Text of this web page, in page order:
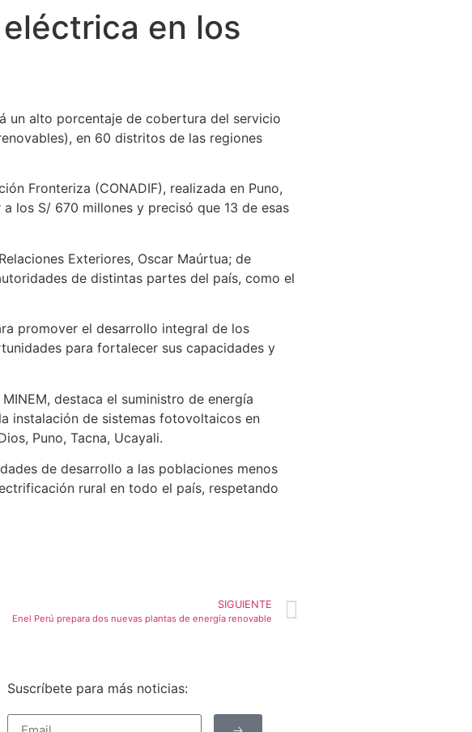
en los
un alto porcentaje de cobertura del servicio
en 60 distritos de las regiones
Fronteriza (CONADIF), realizada en Puno,
los S/ 670 millones y precisó que 13 de esas
Exteriores, Oscar Maúrtua; de
de distintas partes del país, como el
promover el desarrollo integral de los
para fortalecer sus capacidades y
destaca el suministro de energía
instalación de sistemas fotovoltaicos en
Puno, Tacna, Ucayali.
de desarrollo a las poblaciones menos
rural en todo el país, respetando
SIGUIENTE
Enel Perú prepara dos nuevas plantas de energía renovable
Suscríbete para más noticias: